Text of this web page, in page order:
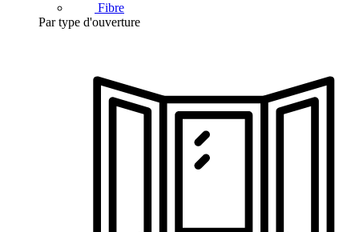
Fibre
Par type d'ouverture